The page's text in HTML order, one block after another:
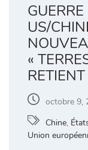
US/
«
octobre 9,
Chine,
Union